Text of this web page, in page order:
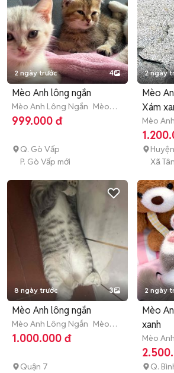
2 ngày trước 4
Mèo Anh lông ngắn
Mèo Anh Lông Ngắn Mèo
con (dưới 3 tháng tuổi)
999.000 đ
Q. Gò Vấp
P. Gò Vấp mới
2 ngày
Mèo
Xám
Mèo
con
Xã
8 ngày trước 3
Mèo Anh lông ngắn
Mèo Anh Lông Ngắn Mèo
nhỏ (dưới 1 năm tuổi)
1.000.000 đ
Quận 7
2 ngày
Mèo
xanh
Mèo
con
Q.